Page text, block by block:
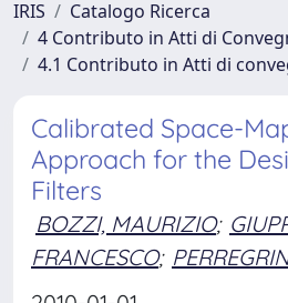
IRIS
Catalogo Ricerca
4 Contributo in Atti di
4.1 Contributo in Atti di
Calibrated Space-
Approach for the
Filters
BOZZI, MAURIZIO;
FRANCESCO;